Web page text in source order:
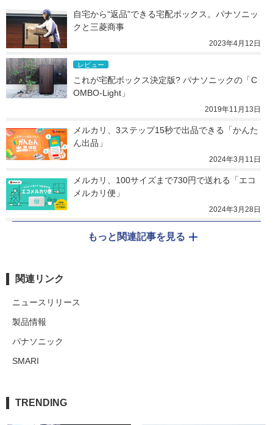
自宅から“返品”できる宅配ボックス。パナソニッ
クと三菱商事
2023年4月12日
レビュー
これが宅配ボックス決定版? パナソニックの「C
OMBO-Light」
2019年11月13日
メルカリ、3ステップ15秒で出品できる「かんた
ん出品」
2024年3月11日
メルカリ、100サイズまで730円で送れる「エコ
メルカリ便」
2024年3月28日
もっと関連記事を見る
関連リンク
ニュースリリース
製品情報
パナソニック
SMARI
TRENDING